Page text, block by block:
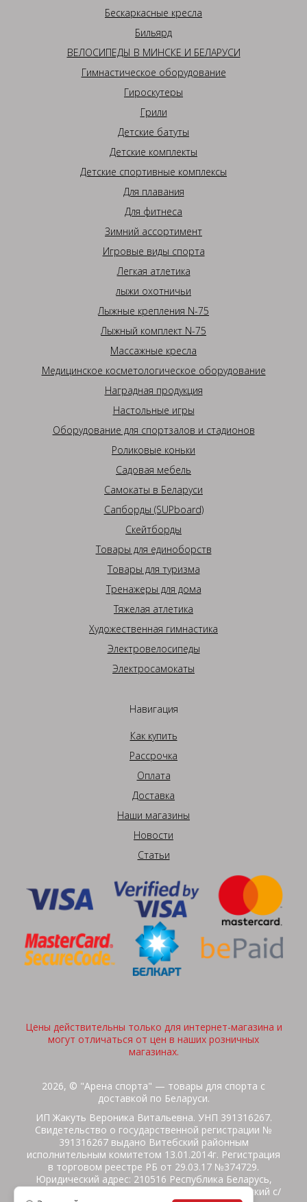
Бескаркасные кресла
Бильярд
ВЕЛОСИПЕДЫ В МИНСКЕ И БЕЛАРУСИ
Гимнастическое оборудование
Гироскутеры
Грили
Детские батуты
Детские комплекты
Детские спортивные комплексы
Для плавания
Для фитнеса
Зимний ассортимент
Игровые виды спорта
Легкая атлетика
лыжи охотничьи
Лыжные крепления N-75
Лыжный комплект N-75
Массажные кресла
Медицинское косметологическое оборудование
Наградная продукция
Настольные игры
Оборудование для спортзалов и стадионов
Роликовые коньки
Садовая мебель
Самокаты в Беларуси
Сапборды (SUPboard)
Скейтборды
Товары для единоборств
Товары для туризма
Тренажеры для дома
Тяжелая атлетика
Художественная гимнастика
Электровелосипеды
Электросамокаты
Навигация
Как купить
Рассрочка
Оплата
Доставка
Наши магазины
Новости
Статьи
Цены действительны только для интернет-магазина и
могут отличаться от цен в наших розничных
магазинах.
2026, © "Арена спорта" — товары для спорта с
доставкой по Беларуси.
ИП Жакуть Вероника Витальевна. УНП 391316267.
Свидетельство о государственной регистрации №
391316267 выдано Витебский районным
исполнительным комитетом 13.01.2014г. Регистрация
в торговом реестре РБ от 29.03.17 №374729.
Юридический адрес: 210516 Республика Беларусь,
Витебская область, Витебский район, Бабиничский с/